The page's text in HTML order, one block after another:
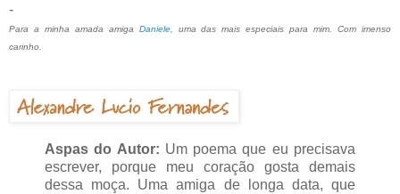
-
Para a minha amada amiga Daniele, uma das mais especiais para mim. Com imenso
carinho.
Aspas do Autor: Um poema que eu precisava
escrever, porque meu coração gosta demais
dessa moça. Uma amiga de longa data, que